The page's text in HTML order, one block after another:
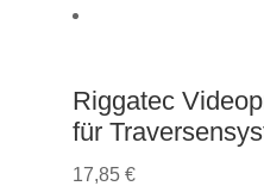
Riggatec
für
17,85 €